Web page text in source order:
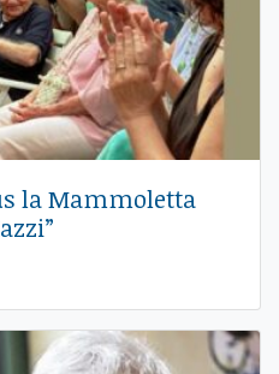
la Mammoletta